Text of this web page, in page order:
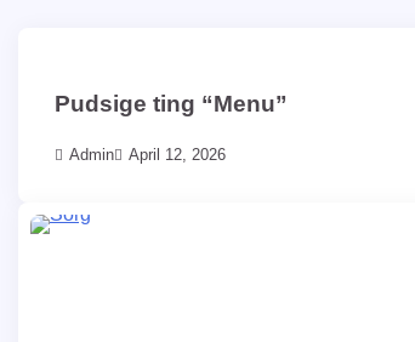
Pudsige ting “Menu”
Admin April 12, 2026